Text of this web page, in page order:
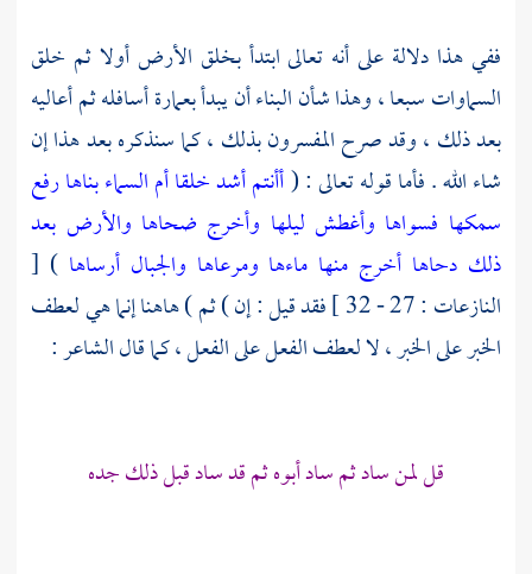
ففي هذا دلالة على أنه تعالى ابتدأ بخلق الأرض أولا ثم خلق
السماوات سبعا ، وهذا شأن البناء أن يبدأ بعمارة أسافله ثم أعاليه
بعد ذلك ، وقد صرح المفسرون بذلك ، كما سنذكره بعد هذا إن
شاء الله . فأما قوله تعالى : (أأنتم أشد خلقا أم السماء بناها رفع
سمكها فسواها وأغطش ليلها وأخرج ضحاها والأرض بعد
ذلك دحاها أخرج منها ماءها ومرعاها والجبال أرساها ) [
النازعات : 27 - 32 ] فقد قيل : إن ) ثم ) هاهنا إنما هي لعطف
الخبر على الخبر ، لا لعطف الفعل على الفعل ، كما قال الشاعر :
قل لمن ساد ثم ساد أبوه ثم قد ساد قبل ذلك جده